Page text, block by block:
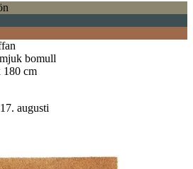
bomull
180 cm
augusti